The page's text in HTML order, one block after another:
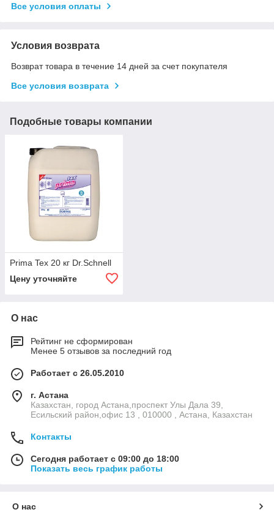
Все условия оплаты
Условия возврата
Возврат товара в течение 14 дней за счет покупателя
Все условия возврата
Подобные товары компании
Prima Tex 20 кг Dr.Schnell
Цену уточняйте
О нас
Рейтинг не сформирован
Менее 5 отзывов за последний год
Работает с 26.05.2010
г. Астана
Казахстан, город Астана,проспект Улы Дала 39,
Есильский район,офис 13 , 010000 , Астана, Казахстан
Контакты
Сегодня работает с 09:00 до 18:00
Показать весь график работы
О нас